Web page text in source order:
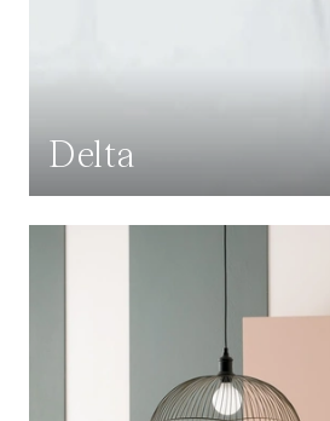
Delta